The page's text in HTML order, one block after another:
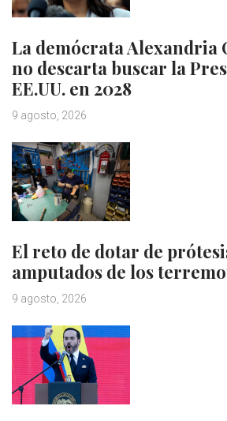
La demócrata Alexandria
no descarta buscar la
EE.UU. en 2028
9 agosto, 2026
El reto de dotar de
amputados de los
9 agosto, 2026